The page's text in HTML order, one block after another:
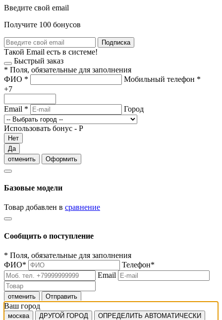
Введите свой email
Получите 100 бонусов
Подписка
Такой Email есть в системе!
Быстрый заказ
* Поля, обязательные для заполнения
ФИО * Мобильный телефон *
+7
Email * Город
Использовать бонус - Р
Нет
Да
отменить
Оформить
Базовые модели
Товар добавлен в сравнение
Сообщить о поступление
* Поля, обязательные для заполнения
ФИО* Телефон*
Email
отменить Отправить
Ваш город
москва ДРУГОЙ ГОРОД
ОПРЕДЕЛИТЬ АВТОМАТИЧЕСКИ